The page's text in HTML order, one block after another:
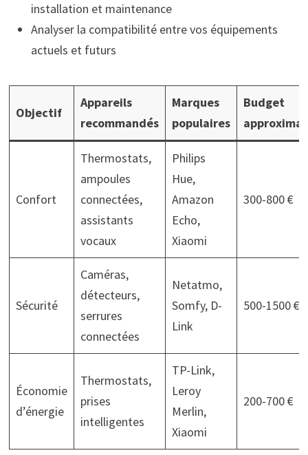
installation et maintenance
Analyser la compatibilité entre vos équipements
actuels et futurs
Objectif
Appareils
recommandés
Marques
populaires
Budget
Confort
Thermostats,
ampoules
connectées,
assistants
vocaux
Philips
Hue,
Amazon
Echo,
Xiaomi
300-800 €
Sécurité
Caméras,
détecteurs,
serrures
connectées
Netatmo,
Somfy, D-
Link
500-1500 €
Économie
d’énergie
Thermostats,
prises
intelligentes
TP-Link,
Leroy
Merlin,
Xiaomi
200-700 €